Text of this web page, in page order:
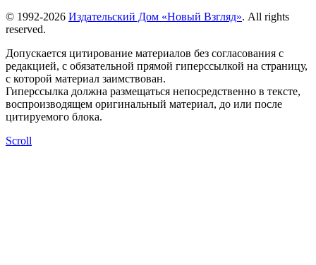
© 1992-2026 Издательский Дом «Новый Взгляд». All rights
reserved.
Допускается цитирование материалов без согласования с
редакцией, с обязательной прямой гиперссылкой на страницу,
с которой материал заимствован.
Гиперссылка должна размещаться непосредственно в тексте,
воспроизводящем оригинальный материал, до или после
цитируемого блока.
Scroll